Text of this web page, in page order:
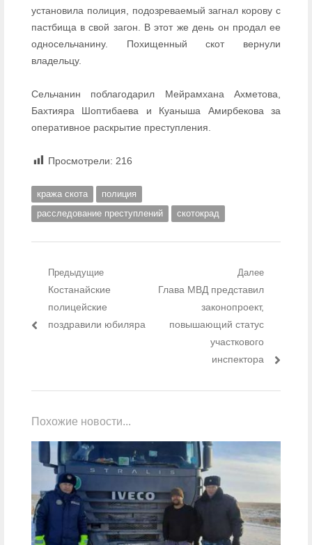
установила полиция, подозреваемый загнал корову с
пастбища в свой загон. В этот же день он продал ее
односельчанину. Похищенный скот вернули
владельцу.
Сельчанин поблагодарил Мейрамхана Ахметова,
Бахтияра Шоптибаева и Куаныша Амирбекова за
оперативное раскрытие преступления.
Просмотрели: 216
кража скота
полиция
расследование преступлений
скотокрад
Навигация по записям
Предыдущие
Предыдущий пост:
Костанайские
полицейские
поздравили юбиляра
Далее
Следующий пост:
Глава МВД представил
законопроект,
повышающий статус
участкового
инспектора
Похожие новости...